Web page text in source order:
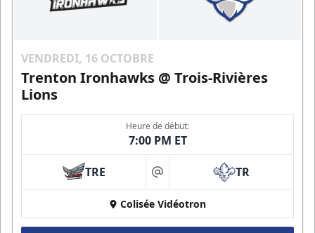
VENDREDI, 16 OCTOBRE
Trenton Ironhawks @ Trois-Rivières
Lions
Heure de début:
7:00 PM ET
TRE at TR
Colisée Vidéotron